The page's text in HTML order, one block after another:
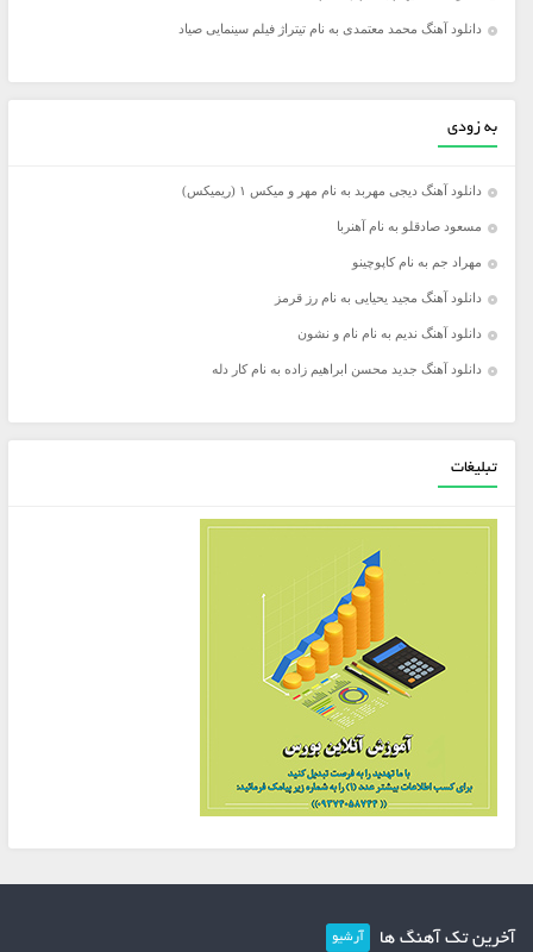
دانلود آهنگ محمد معتمدی به نام تیتراژ فیلم سینمایی صیاد
به زودی
دانلود آهنگ دیجی مهربد به نام مهر و میکس ۱ (ریمیکس)
مسعود صادقلو به نام آهنربا
مهراد جم به نام کاپوچینو
دانلود آهنگ مجید یحیایی به نام رز قرمز
دانلود آهنگ ندیم به نام نام و نشون
دانلود آهنگ جدید محسن ابراهیم زاده به نام کار دله
تبلیغات
آخرین تک آهنگ ها آرشیو